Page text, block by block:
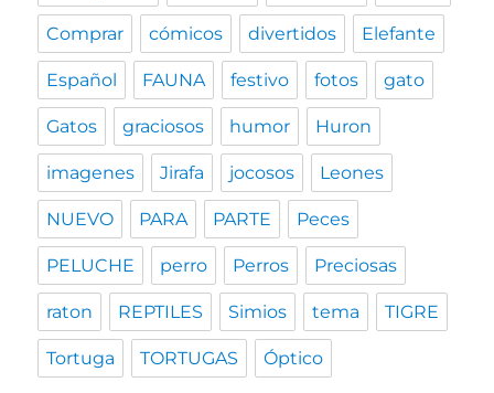
Comprar cómicos divertidos Elefante
Español FAUNA festivo fotos gato
Gatos graciosos humor Huron
imagenes Jirafa jocosos Leones
NUEVO PARA PARTE Peces
PELUCHE perro Perros Preciosas
raton REPTILES Simios tema TIGRE
Tortuga TORTUGAS Óptico